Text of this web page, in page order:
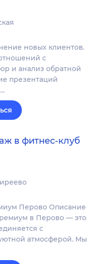
новых клиентов.
с
и анализ обратной
презентаций
в фитнес-клуб
Перово Описание
в Перово — это
с
атмосферой. Мы